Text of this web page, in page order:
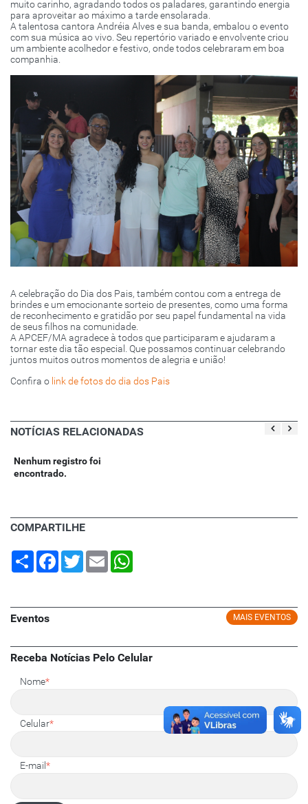
muito carinho, agradando todos os paladares, garantindo energia
para aproveitar ao máximo a tarde ensolarada.
A talentosa cantora Andréia Alves e sua banda, embalou o evento
com sua música ao vivo. Seu repertório variado e envolvente criou
um ambiente acolhedor e festivo, onde todos celebraram em boa
companhia.
A celebração do Dia dos Pais, também contou com a entrega de
brindes e um emocionante sorteio de presentes, como uma forma
de reconhecimento e gratidão por seu papel fundamental na vida
de seus filhos na comunidade.
A APCEF/MA agradece à todos que participaram e ajudaram a
tornar este dia tão especial. Que possamos continuar celebrando
juntos muitos outros momentos de alegria e união!
Confira o link de fotos do dia dos Pais
NOTÍCIAS RELACIONADAS
Nenhum registro foi
encontrado.
COMPARTILHE
Share Facebook
TwitterEmail
MAIS EVENTOS
Eventos
Receba Notícias Pelo Celular
Nome*
Celular*
E-mail *